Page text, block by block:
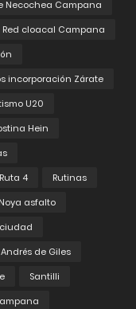
Necochea Campana
Red cloacal Campana
incorporación Zárate
U20
Hein
Ruta 4
Rutinas
asfalto
de Giles
Santilli